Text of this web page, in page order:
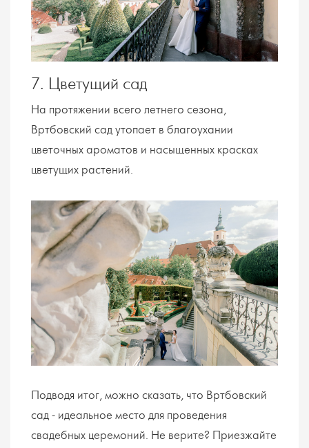
7. Цветущий сад
На протяжении всего летнего сезона,
Вртбовский сад утопает в благоухании
цветочных ароматов и насыщенных красках
цветущих растений.
Подводя итог, можно сказать, что Вртбовский
сад - идеальное место для проведения
свадебных церемоний. Не верите? Приезжайте